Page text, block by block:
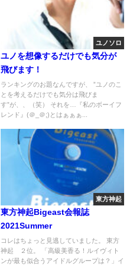
ユノソロ
ユノを想像するだけでも気分が
飛びます！
ランキングのお題なんですが、 ”ユノのこ
とを考えるだけでも気分は飛びま
す”が、、（笑） それを…『私のボーイフ
レンド』(＠_＠;)とはぁぁぁ...
東方神起
東方神起Bigeast会報誌
2021Summer
コレはちょっと見逃していました。 東方
神起 ２位。 「高級美香る！ルイヴィト
ンが最も似合うアイドルグループは？」イ